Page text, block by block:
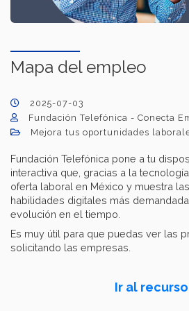
Mapa del empleo
2025-07-03
Fundación Telefónica - Conecta
Mejora tus oportunidades
Fundación Telefónica pone a tu
interactiva que, gracias a la
oferta laboral en México y muestra
habilidades digitales más
evolución en el tiempo.
Es muy útil para que puedas ver las
solicitando las empresas.
Ir al recurso